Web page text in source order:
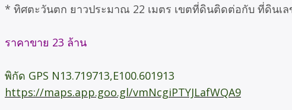
* ทิศตะวันตก ยาวประมาณ 22 เมตร เขตที่ดินติดต่อกับ ที่ดินเ
ราคาขาย 23 ล้าน
พิกัด GPS N13.719713,E100.601913
https://maps.app.goo.gl/vmNcgiPTYJLafWQA9